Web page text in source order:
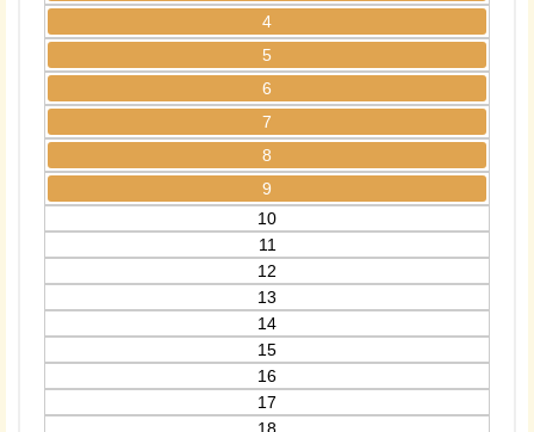
4
5
6
7
8
9
10
11
12
13
14
15
16
17
18